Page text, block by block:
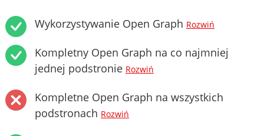
Wykorzystywanie Open Graph Rozwiń
Kompletny Open Graph na co najmniej
jednej podstronie Rozwiń
Kompletne Open Graph na wszystkich
podstronach Rozwiń